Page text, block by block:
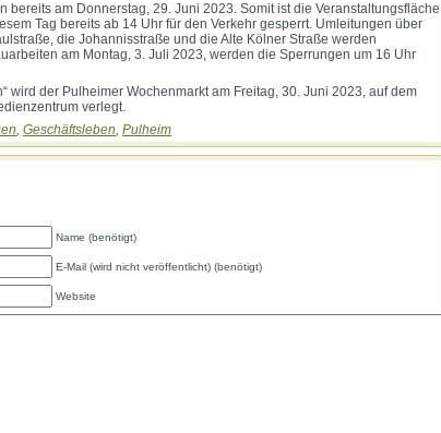
bereits am Donnerstag, 29. Juni 2023. Somit ist die Veranstaltungsfläche
Tag bereits ab 14 Uhr für den Verkehr gesperrt. Umleitungen über
die Johannisstraße und die Alte Kölner Straße werden
am Montag, 3. Juli 2023, werden die Sperrungen um 16 Uhr
wird der Pulheimer Wochenmarkt am Freitag, 30. Juni 2023, auf dem
verlegt.
, Geschäftsleben, Pulheim
Name (benötigt)
E-Mail (wird nicht veröffentlicht) (benötigt)
Website